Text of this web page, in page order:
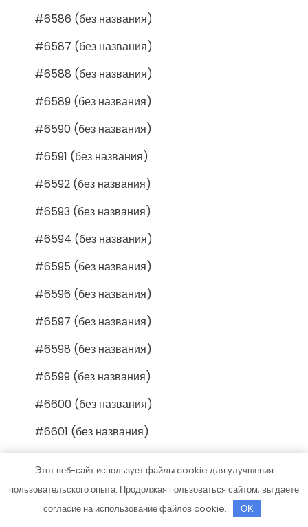
#6586 (без названия)
#6587 (без названия)
#6588 (без названия)
#6589 (без названия)
#6590 (без названия)
#6591 (без названия)
#6592 (без названия)
#6593 (без названия)
#6594 (без названия)
#6595 (без названия)
#6596 (без названия)
#6597 (без названия)
#6598 (без названия)
#6599 (без названия)
#6600 (без названия)
#6601 (без названия)
#6603 (без названия)
#6604 (без названия)
Этот веб-сайт использует файлы cookie для улучшения
пользовательского опыта. Продолжая пользоваться сайтом, вы даете
согласие на использование файлов cookie.
OK